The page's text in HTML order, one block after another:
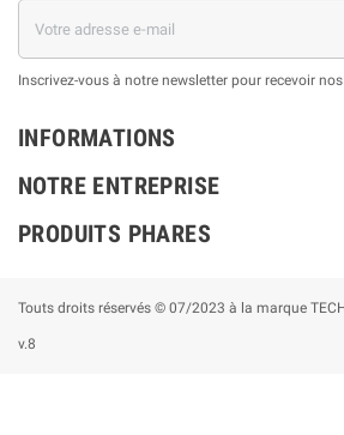
Inscrivez-vous à notre newsletter pour recevoir
INFORMATIONS
NOTRE ENTREPRISE
PRODUITS PHARES
Touts droits réservés © 07/2023 à la marque
v.8